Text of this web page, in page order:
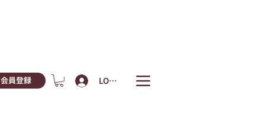
会員登録 LOGIN